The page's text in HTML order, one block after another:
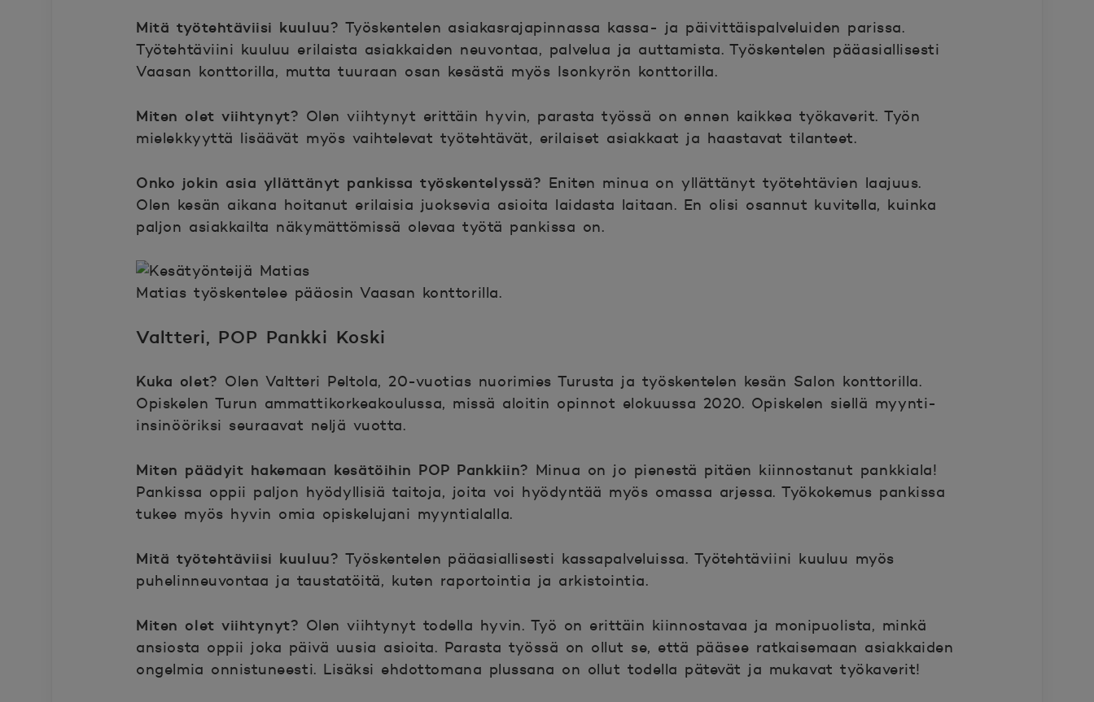
Mitä työtehtäviisi kuuluu? Työskentelen asiakasrajapinnassa kassa- ja päivittäispalveluiden parissa.
Työtehtäviini kuuluu erilaista asiakkaiden neuvontaa, palvelua ja auttamista. Työskentelen pääasiallisesti
Vaasan konttorilla, mutta tuuraan osan kesästä myös Isonkyrön konttorilla.
Miten olet viihtynyt? Olen viihtynyt erittäin hyvin, parasta työssä on ennen kaikkea työkaverit. Työn
mielekkyyttä lisäävät myös vaihtelevat työtehtävät, erilaiset asiakkaat ja haastavat tilanteet.
Onko jokin asia yllättänyt pankissa työskentelyssä? Eniten minua on yllättänyt työtehtävien laajuus.
Olen kesän aikana hoitanut erilaisia juoksevia asioita laidasta laitaan. En olisi osannut kuvitella, kuinka
paljon asiakkailta näkymättömissä olevaa työtä pankissa on.
Matias työskentelee pääosin Vaasan konttorilla.
Valtteri, POP Pankki Koski
Kuka olet? Olen Valtteri Peltola, 20-vuotias nuorimies Turusta ja työskentelen kesän Salon konttorilla.
Opiskelen Turun ammattikorkeakoulussa, missä aloitin opinnot elokuussa 2020. Opiskelen siellä myynti-
insinööriksi seuraavat neljä vuotta.
Miten päädyit hakemaan kesätöihin POP Pankkiin? Minua on jo pienestä pitäen kiinnostanut pankkiala!
Pankissa oppii paljon hyödyllisiä taitoja, joita voi hyödyntää myös omassa arjessa. Työkokemus pankissa
tukee myös hyvin omia opiskelujani myyntialalla.
Mitä työtehtäviisi kuuluu? Työskentelen pääasiallisesti kassapalveluissa. Työtehtäviini kuuluu myös
puhelinneuvontaa ja taustatöitä, kuten raportointia ja arkistointia.
Miten olet viihtynyt? Olen viihtynyt todella hyvin. Työ on erittäin kiinnostavaa ja monipuolista, minkä
ansiosta oppii joka päivä uusia asioita. Parasta työssä on ollut se, että pääsee ratkaisemaan asiakkaiden
ongelmia onnistuneesti. Lisäksi ehdottomana plussana on ollut todella pätevät ja mukavat työkaverit!